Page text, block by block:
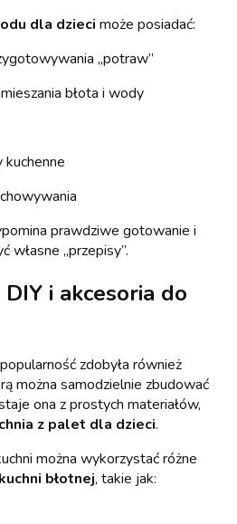
dla dzieci może posiadać:
„potraw”
błota i wody
kuchenne
prawdziwe gotowanie i
własne „przepisy”.
i akcesoria do
zdobyła również
można samodzielnie zbudować
ona z prostych materiałów,
z palet dla dzieci.
można wykorzystać różne
błotnej, takie jak: